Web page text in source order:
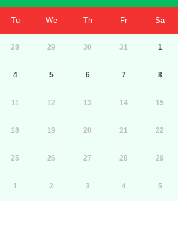
Tu We Th Fr Sa
28 29 30 31 1
4 5 6 7 8
11 12 13 14 15
18 19 20 21 22
25 26 27 28 29
1 2 3 4 5